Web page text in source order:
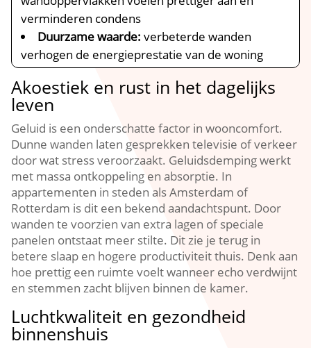
verminderen condens
Duurzame waarde: verbeterde wanden
verhogen de energieprestatie van de woning
Akoestiek en rust in het dagelijks
leven
Geluid is een onderschatte factor in wooncomfort.​
Dunne wanden laten gesprekken televisie of verkeer
door wat stress veroorzaakt.​ Geluidsdemping werkt
met massa ontkoppeling en absorptie.​ In
appartementen in steden als Amsterdam of
Rotterdam is dit een bekend aandachtspunt.​ Door
wanden te voorzien van extra lagen of speciale
panelen ontstaat meer stilte.​ Dit zie je terug in
betere slaap en hogere productiviteit thuis.​ Denk aan
hoe prettig een ruimte voelt wanneer echo verdwijnt
en stemmen zacht blijven binnen de kamer.​
Luchtkwaliteit en gezondheid
binnenshuis